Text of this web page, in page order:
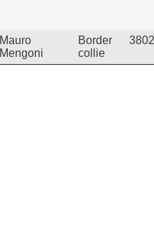
Mauro
Mengoni
Border
collie